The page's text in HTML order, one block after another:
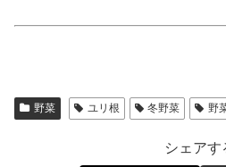
野菜 ユリ根 冬野菜 野
シェアす